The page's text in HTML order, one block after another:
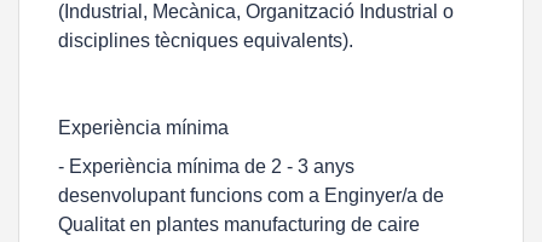
(Industrial, Mecànica, Organització Industrial o
disciplines tècniques equivalents).
Experiència mínima
- Experiència mínima de 2 - 3 anys
desenvolupant funcions com a Enginyer/a de
Qualitat en plantes manufacturing de caire